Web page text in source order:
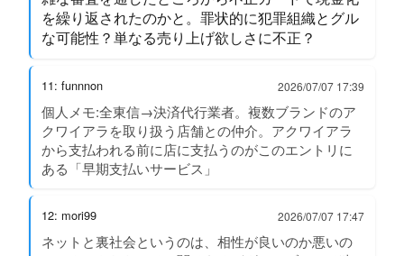
を繰り返されたのかと。罪状的に犯罪組織とグル
な可能性？単なる売り上げ欲しさに不正？
11: funnnon 2026/07/07 17:39
個人メモ:全東信→決済代行業者。複数ブランドのア
クワイアラを取り扱う店舗との仲介。アクワイアラ
から支払われる前に店に支払うのがこのエントリに
ある「早期支払いサービス」
12: mori99 2026/07/07 17:47
ネットと裏社会というのは、相性が良いのか悪いの